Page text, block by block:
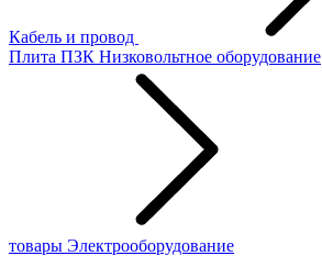
Кабель и провод
Плита ПЗК Низковольтное оборудование
товары Электрооборудование